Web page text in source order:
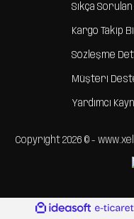
Sıkça
Kargo Takip
Sözleşme
Müşteri
Yardımcı
Copyright 2026 © -
ideasoft